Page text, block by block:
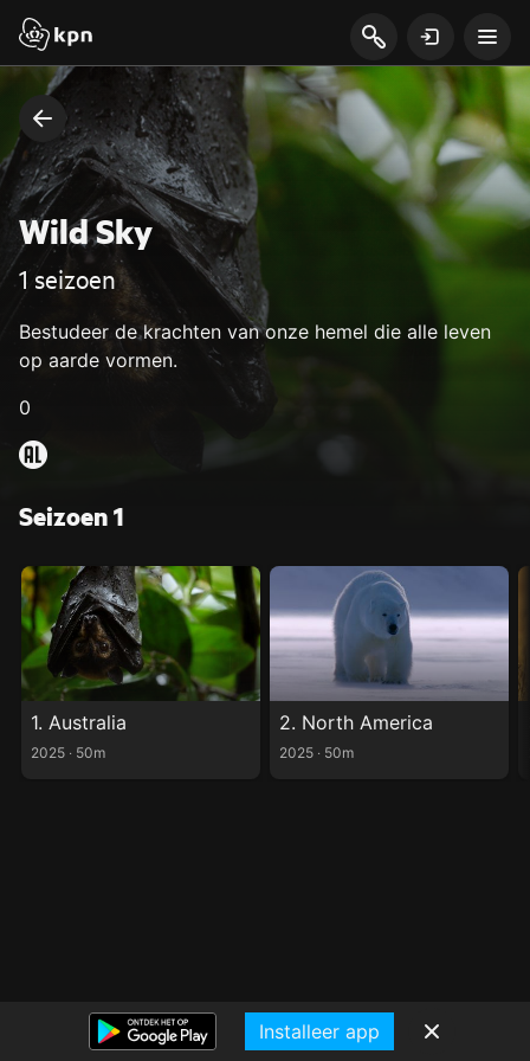
Wild Sky
1 seizoen
Bestudeer de krachten van onze hemel die alle leven
op aarde vormen.
0
Seizoen 1
1. Australia
2025 ‧ 50m
2. North America
2025 ‧ 50m
Installeer app